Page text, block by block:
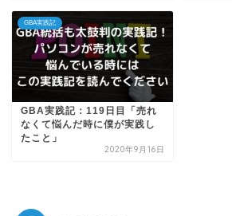
GBA実践記
GBA実践記：119日目「売れ
なくて悩んだ時に僕が実践し
たこと」
2020年9月16日